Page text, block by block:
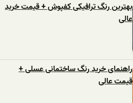
بهترین رنگ ترافیکی کفپوش + قیمت خرید
عالی
راهنمای خرید رنگ ساختمانی عسلی +
قیمت عالی